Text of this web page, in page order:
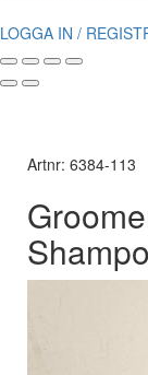
LOGGA IN /
Artnr: 6384-113